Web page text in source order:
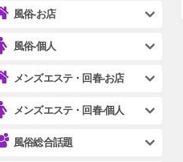
風俗-お店
風俗-個人
メンズエステ・回春-お店
メンズエステ・回春-個人
風俗総合話題